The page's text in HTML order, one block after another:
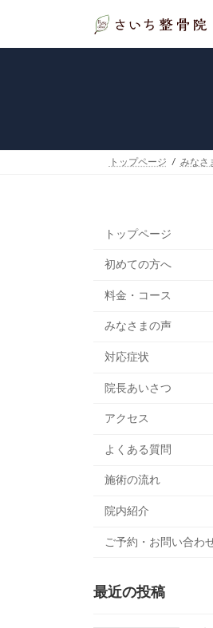
トップページ みなさ
トップページ
初めての方へ
料金・コース
みなさまの声
対応症状
院長あいさつ
アクセス
よくある質問
施術の流れ
院内紹介
ご予約・お問い合わ
最近の投稿